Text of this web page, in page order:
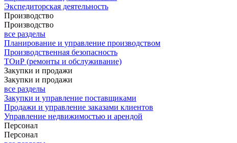
Экспедиторская деятельность
Производство
Производство
все разделы
Планирование и управление производством
Производственная безопасность
ТОиР (ремонты и обслуживание)
Закупки и продажи
Закупки и продажи
все разделы
Закупки и управление поставщиками
Продажи и управление заказами клиентов
Управление недвижимостью и арендой
Персонал
Персонал